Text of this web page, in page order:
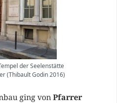
der Seelenstätte
(Thibault Godin 2016)
ging vonPfarrer